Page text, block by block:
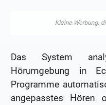
Das System
Hörumgebung in
Programme
angepasstes Hören